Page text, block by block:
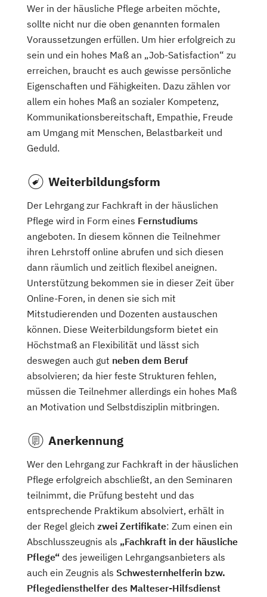
Wer in der häusliche Pflege arbeiten möchte,
sollte nicht nur die oben genannten formalen
Voraussetzungen erfüllen. Um hier erfolgreich zu
sein und ein hohes Maß an „Job-Satisfaction“ zu
erreichen, braucht es auch gewisse persönliche
Eigenschaften und Fähigkeiten. Dazu zählen vor
allem ein hohes Maß an sozialer Kompetenz,
Kommunikationsbereitschaft, Empathie, Freude
am Umgang mit Menschen, Belastbarkeit und
Geduld.
Weiterbildungsform
Der Lehrgang zur Fachkraft in der häuslichen
Pflege wird in Form eines Fernstudiums
angeboten. In diesem können die Teilnehmer
ihren Lehrstoff online abrufen und sich diesen
dann räumlich und zeitlich flexibel aneignen.
Unterstützung bekommen sie in dieser Zeit über
Online-Foren, in denen sie sich mit
Mitstudierenden und Dozenten austauschen
können. Diese Weiterbildungsform bietet ein
Höchstmaß an Flexibilität und lässt sich
deswegen auch gut neben dem Beruf
absolvieren; da hier feste Strukturen fehlen,
müssen die Teilnehmer allerdings ein hohes Maß
an Motivation und Selbstdisziplin mitbringen.
Anerkennung
Wer den Lehrgang zur Fachkraft in der häuslichen
Pflege erfolgreich abschließt, an den Seminaren
teilnimmt, die Prüfung besteht und das
entsprechende Praktikum absolviert, erhält in
der Regel gleich zwei Zertifikate: Zum einen ein
Abschlusszeugnis als „Fachkraft in der häusliche
Pflege“ des jeweiligen Lehrgangsanbieters als
auch ein Zeugnis als Schwesternhelferin bzw.
Pflegediensthelfer des Malteser-Hilfsdienst